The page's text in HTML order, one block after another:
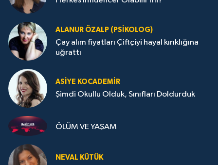
ALANUR ÖZALP (PSIKOLOG)
Çay alım fiyatları Çiftçiyi hayal kırıklığına
uğrattı
ASIYE KOCADEMİR
Şimdi Okullu Olduk, Sınıfları Doldurduk
ÖLÜM VE YAŞAM
NEVAL KÜTÜK